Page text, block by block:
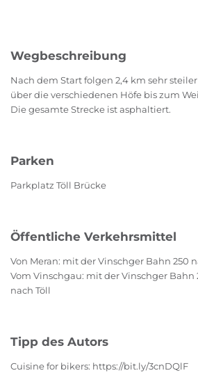
Wegbeschreibung
Nach dem Start folgen 2,4 km sehr steiler
über die verschiedenen Höfe bis zum
Die gesamte Strecke ist asphaltiert.
Parken
Parkplatz Töll Brücke
Öffentliche Verkehrsmittel
Von Meran: mit der Vinschger Bahn 250
Vom Vinschgau: mit der Vinschger Bahn
nach Töll
Tipp des Autors
Cuisine for bikers: https://bit.ly/3cnDQlF